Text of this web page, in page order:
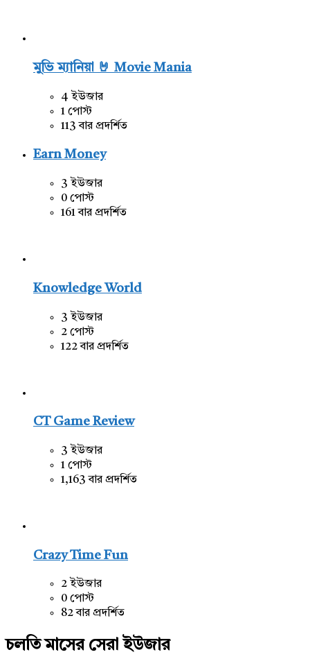
মুভি ম্যানিয়া 🤘 Movie Mania
4 ইউজার
1 পোস্ট
113 বার প্রদর্শিত
Earn Money
3 ইউজার
0 পোস্ট
161 বার প্রদর্শিত
Knowledge World
3 ইউজার
2 পোস্ট
122 বার প্রদর্শিত
CT Game Review
3 ইউজার
1 পোস্ট
1,163 বার প্রদর্শিত
Crazy Time Fun
2 ইউজার
0 পোস্ট
82 বার প্রদর্শিত
চলতি মাসের সেরা ইউজার